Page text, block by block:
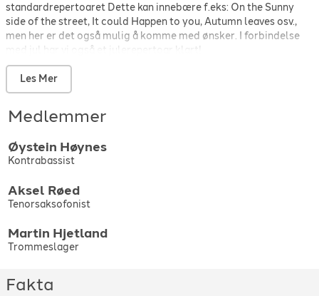
standardrepertoaret Dette kan innebære f.eks: On the Sunny
side of the street, It could Happen to you, Autumn leaves osv.,
men her er det også mulig å komme med ønsker. I forbindelse
med jul har vi også et julerepertoar klart!
Aksel Røed: Saksofoner
Øystein Høynes: Kontrabass
Les Mer
Medlemmer
Øystein Høynes
Kontrabassist
Aksel Røed
Tenorsaksofonist
Martin Hjetland
Trommeslager
Fakta